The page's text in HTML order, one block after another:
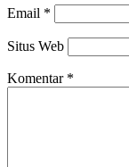
Email *
Situs Web
Komentar *